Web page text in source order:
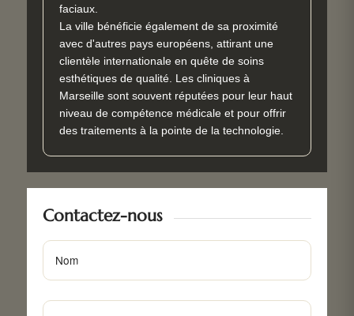
faciaux.
La ville bénéficie également de sa proximité
avec d'autres pays européens, attirant une
clientèle internationale en quête de soins
esthétiques de qualité. Les cliniques à
Marseille sont souvent réputées pour leur haut
niveau de compétence médicale et pour offrir
des traitements à la pointe de la technologie.
Contactez-nous